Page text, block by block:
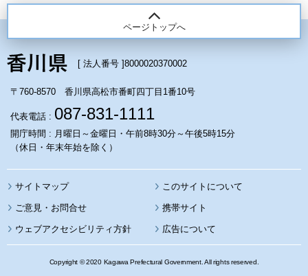
ページトップへ
[ 法人番号 ]8000020370002
〒760-8570 香川県高松市番町四丁目1番10号
代表電話 : 087-831-1111
開庁時間 : 月曜日～金曜日・午前8時30分～午後5時15分
（休日・年末年始を除く）
サイトマップ このサイトについて
携帯サイト
ウェブアクセシビリティ方針 広告について
Copyright © 2020 Kagawa Prefectural Government. All rights reserved.